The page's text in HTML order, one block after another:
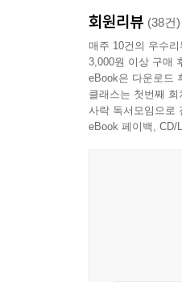
회원리뷰 (38건)
매주 10건의 우수
3,000원 이상 구매
eBook은 다운로드
클래스는 첫번째
사락 독서모임으로
eBook 페이백, CD/